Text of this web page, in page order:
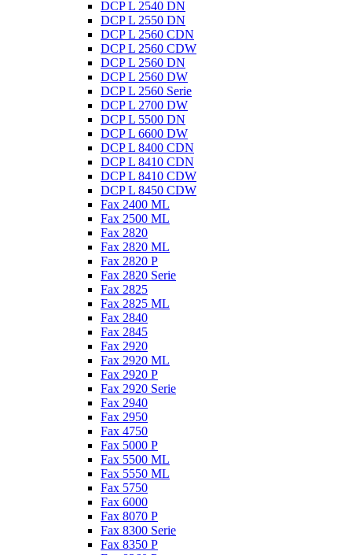
DCP L 2540 DN
DCP L 2550 DN
DCP L 2560 CDN
DCP L 2560 CDW
DCP L 2560 DN
DCP L 2560 DW
DCP L 2560 Serie
DCP L 2700 DW
DCP L 5500 DN
DCP L 6600 DW
DCP L 8400 CDN
DCP L 8410 CDN
DCP L 8410 CDW
DCP L 8450 CDW
Fax 2400 ML
Fax 2500 ML
Fax 2820
Fax 2820 ML
Fax 2820 P
Fax 2820 Serie
Fax 2825
Fax 2825 ML
Fax 2840
Fax 2845
Fax 2920
Fax 2920 ML
Fax 2920 P
Fax 2920 Serie
Fax 2940
Fax 2950
Fax 4750
Fax 5000 P
Fax 5500 ML
Fax 5550 ML
Fax 5750
Fax 6000
Fax 8070 P
Fax 8300 Serie
Fax 8350 P